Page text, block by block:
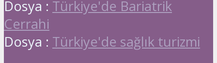
Dosya : Türkiye'de Bariatrik
Cerrahi
Dosya : Türkiye'de sağlık turizmi